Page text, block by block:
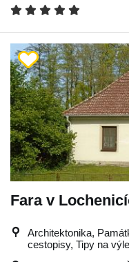
Fara v
Architektonika,
cestopisy, Tipy na